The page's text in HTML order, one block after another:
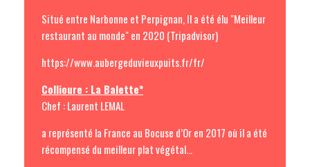
Situé entre Narbonne et Perpignan, Il a été élu "Meilleur
restaurant au monde" en 2020 (Tripadvisor)
https://www.aubergeduvieuxpuits.fr/fr/
Collioure : La Balette*
Chef : Laurent LEMAL
a représenté la France au Bocuse d’Or en 2017 où il a été
récompensé du meilleur plat végétal...